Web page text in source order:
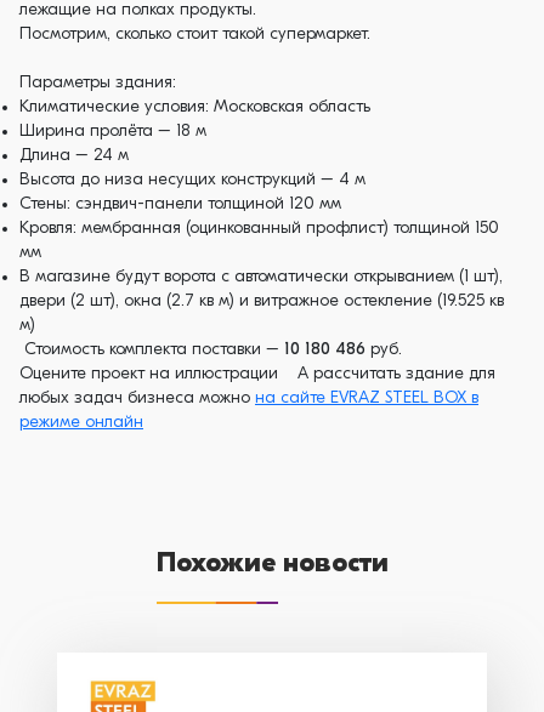
лежащие на полках продукты.
Посмотрим, сколько стоит такой супермаркет.
Параметры здания:
Климатические условия: Московская область
Ширина пролёта – 18 м
Длина – 24 м
Высота до низа несущих конструкций – 4 м
Стены: сэндвич-панели толщиной 120 мм
Кровля: мембранная (оцинкованный профлист) толщиной 150
мм
В магазине будут ворота с автоматически открыванием (1 шт),
двери (2 шт), окна (2.7 кв м) и витражное остекление (19.525 кв
м)
Стоимость комплекта поставки – 10 180 486 руб.
Оцените проект на иллюстрации А рассчитать здание для
любых задач бизнеса можно на сайте EVRAZ STEEL BOX в
режиме онлайн
Похожие новости